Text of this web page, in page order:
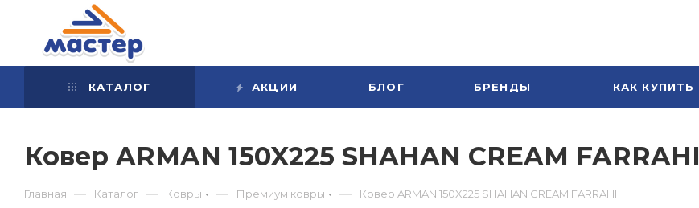
КАТАЛОГ АКЦИИ БЛОГ БРЕНДЫ КАК КУПИТЬ
Ковер ARMAN 150X225 SHAHAN CREAM FARRAHI
Главная — Каталог — Ковры — Премиум ковры — Ковер ARMAN 150X225 SHAHAN CREAM FARRAHI